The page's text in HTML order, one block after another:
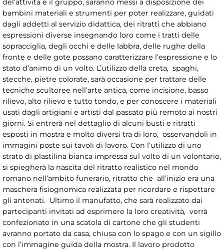
del’attività e il gruppo, saranno messi a disposizione dei
bambini materiali e strumenti per poter realizzare, guidati
dagli addetti al servizio didattica, dei ritratti che abbiano
espressioni diverse insegnando loro come i tratti delle
sopracciglia, degli occhi e delle labbra, delle rughe della
fronte e delle gote possano caratterizzare l’espressione e lo
stato d’animo di un volto. L’utilizzo della creta, spaghi,
stecche, pietre colorate, sarà occasione per trattare delle
tecniche scultoree nell’arte antica, come incisione, basso
rilievo, alto rilievo e tutto tondo, e per conoscere i materiali
usati dagli artigiani e artisti dal passato più remoto ai nostri
giorni. Si entrerà nel dettaglio di alcuni busti e ritratti
esposti in mostra e molto diversi tra di loro, osservandoli in
immagini poste sui tavoli di lavoro. Con l’utilizzo di uno
strato di plastilina bianca impressa sul volto di un volontario,
si spiegherà la nascita del ritratto realistico nel mondo
romano nell’ambito funerario, ritratto che all’inizio era una
maschera fisiognomica realizzata per ricordare e rispettare
gli antenati. Ultimo il manufatto, che sarà realizzato dai
partecipanti invitati ad esprimere la loro creatività, verrà
confezionato in una scatola di cartone che gli studenti
avranno portato da casa, chiusa con lo spago e con un sigillo
con l’immagine guida della mostra. Il lavoro prodotto